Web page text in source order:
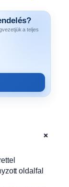
a teljes
+
oldalfal